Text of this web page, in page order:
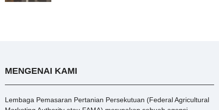
MENGENAI KAMI
Lembaga Pemasaran Pertanian Persekutuan (Federal Agricultural